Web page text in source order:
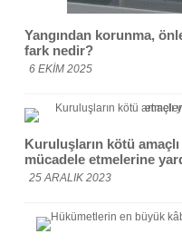
Yangından korunma,
fark nedir?
6 EKIM 2025
Kuruluşların kötü
mücadele etmelerine
25 ARALIK 2023